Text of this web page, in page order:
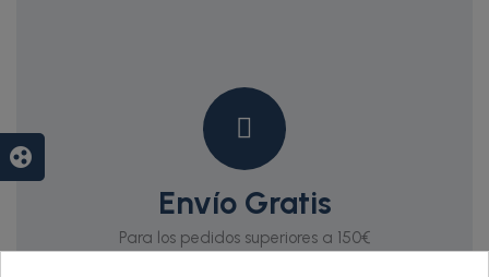
Envío Gratis
Para los pedidos superiores a 150€
group_work